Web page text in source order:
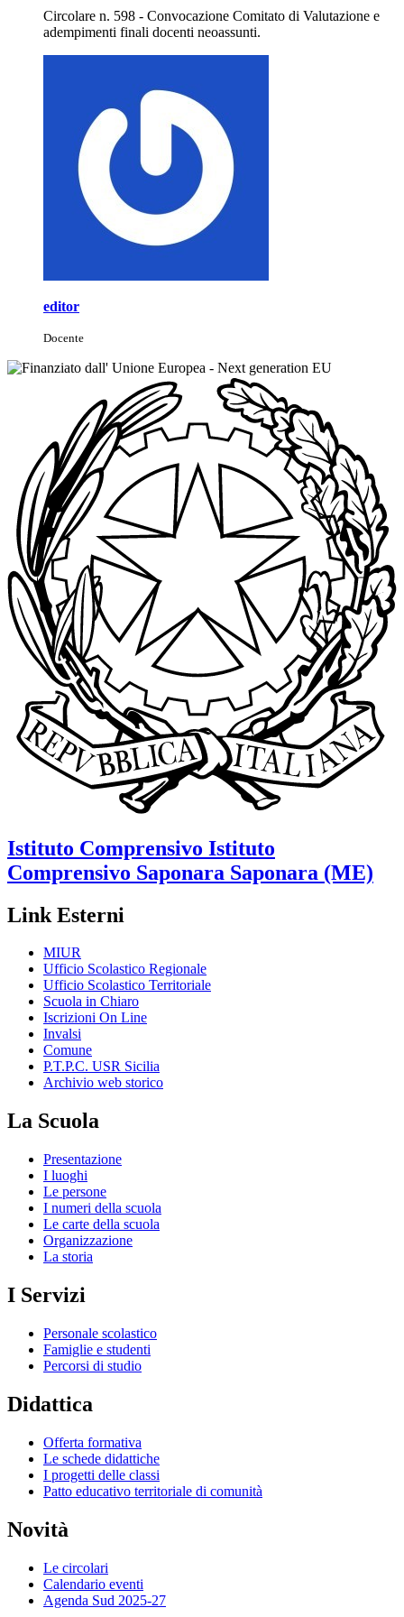
Circolare n. 598 - Convocazione Comitato di Valutazione e
adempimenti finali docenti neoassunti.
editor
Docente
Istituto Comprensivo Istituto
Comprensivo Saponara Saponara (ME)
Link Esterni
MIUR
Ufficio Scolastico Regionale
Ufficio Scolastico Territoriale
Scuola in Chiaro
Iscrizioni On Line
Invalsi
Comune
P.T.P.C. USR Sicilia
Archivio web storico
La Scuola
Presentazione
I luoghi
Le persone
I numeri della scuola
Le carte della scuola
Organizzazione
La storia
I Servizi
Personale scolastico
Famiglie e studenti
Percorsi di studio
Didattica
Offerta formativa
Le schede didattiche
I progetti delle classi
Patto educativo territoriale di comunità
Novità
Le circolari
Calendario eventi
Agenda Sud 2025-27